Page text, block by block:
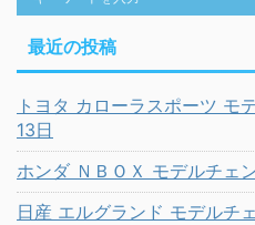
最近の投稿
トヨタ カローラスポーツ モ
13日
ホンダ ＮＢＯＸ モデルチェ
日産 エルグランド モデルチ